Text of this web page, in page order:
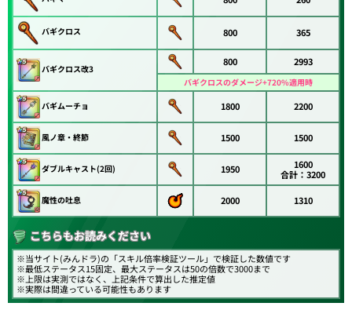
バギクロス 800 365
バギクロス改3
800 2993
バギクロスのダメージ+720%適用時
バギムーチョ
1800 2200
風ノ章・終節 1500 1500
ダブルキャスト(2回) 1950
1600
合計：3200
魔性の吐息 2000 1310
こちらもお読みください
※当サイト(みんドラ)の「スキル倍率検証ツール」で検証した数値です
※最低ステータス15固定、最大ステータスは50の倍数で3000まで
※上限は実測ではなく、上記条件で算出した推定値
※実際は間違っている可能性もあります